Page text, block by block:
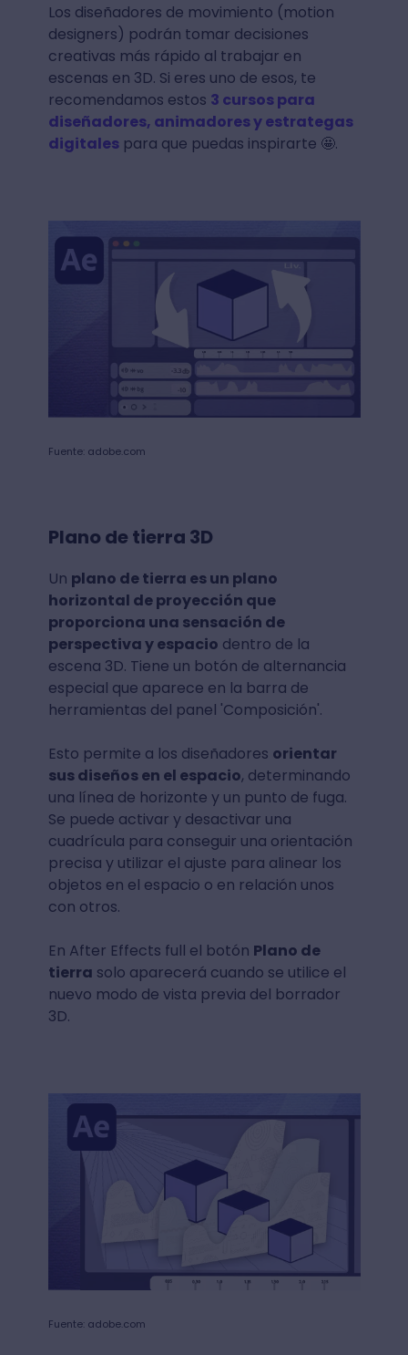
Los diseñadores de movimiento (motion
designers) podrán tomar decisiones
creativas más rápido al trabajar en
escenas en 3D. Si eres uno de esos, te
recomendamos estos 3 cursos para
diseñadores, animadores y estrategas
digitalespara que puedas inspirarte 🤩.
Fuente: adobe.com
Plano de tierra 3D
Un plano de tierra es un plano
horizontal de proyección que
proporciona una sensación de
perspectiva y espacio dentro de la
escena 3D. Tiene un botón de alternancia
especial que aparece en la barra de
herramientas del panel 'Composición'.
Esto permite a los diseñadores orientar
sus diseños en el espacio, determinando
una línea de horizonte y un punto de fuga.
Se puede activar y desactivar una
cuadrícula para conseguir una orientación
precisa y utilizar el ajuste para alinear los
objetos en el espacio o en relación unos
con otros.
En After Effects full el botón Plano de
tierra solo aparecerá cuando se utilice el
nuevo modo de vista previa del borrador
3D.
Fuente: adobe.com